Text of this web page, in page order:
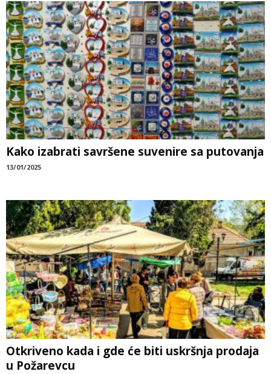
Kako izabrati savršene suvenire sa putovanja
13/01/2025
Otkriveno kada i gde će biti uskršnja prodaja
u Požarevcu